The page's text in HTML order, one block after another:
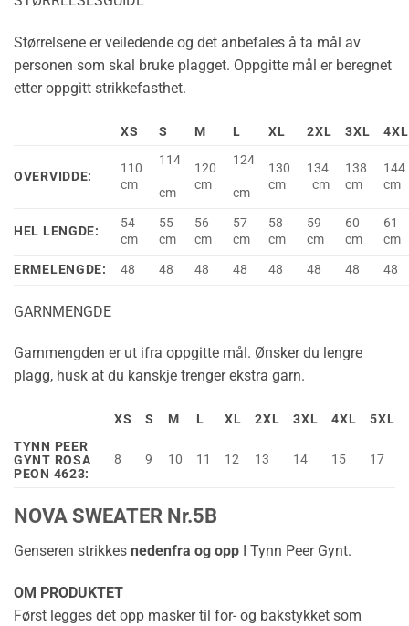
Størrelsene er veiledende og det anbefales å ta mål av
personen som skal bruke plagget. Oppgitte mål er beregnet
etter oppgitt strikkefasthet.
XS S M L XL 2XL 3XL 4XL
OVERVIDDE:
110
cm
114
cm
120
cm
124
cm
130
cm
134
cm
138
cm
144
cm
HEL LENGDE:
54
cm
55
cm
56
cm
57
cm
58
cm
59
cm
60
cm
61
cm
ERMELENGDE:
48 48 48 48 48 48 48 48
GARNMENGDE
Garnmengden er ut ifra oppgitte mål. Ønsker du lengre
plagg, husk at du kanskje trenger ekstra garn.
XS S M L XL 2XL 3XL 4XL
5XL
TYNN PEER
GYNT ROSA
PEON 4623:
8 9 10 11 12 13 14 15 17
NOVA SWEATER Nr.5B
Genseren strikkes nedenfra og opp I Tynn Peer Gynt.
OM PRODUKTET
Først legges det opp masker til for- og bakstykket som